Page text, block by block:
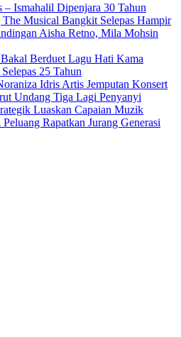
– Ismahalil Dipenjara 30 Tahun
Musical Bangkit Selepas Hampir
Aisha Retno, Mila Mohsin
Berduet Lagu Hati Kama
25 Tahun
Idris Artis Jemputan Konsert
Undang Tiga Lagi Penyanyi
Luaskan Capaian Muzik
Rapatkan Jurang Generasi